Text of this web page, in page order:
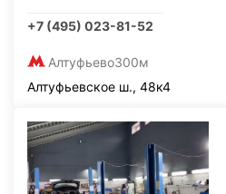
+7 (495) 023-81-52
Алтуфьево300м
Алтуфьевское ш., 48к4